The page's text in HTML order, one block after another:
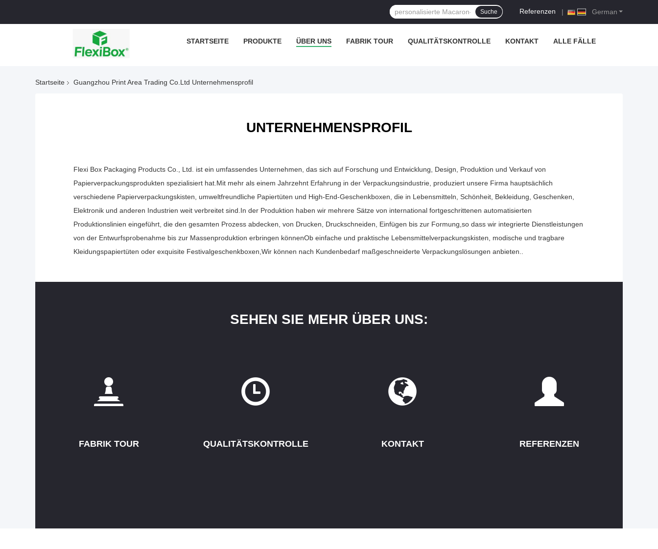
German
Referenzen |
Suche
STARTSEITE PRODUKTE ÜBER UNS FABRIK TOUR QUALITÄTSKONTROLLE KONTAKT ALLE FÄLLE
Startseite Guangzhou Print Area Trading Co.Ltd Unternehmensprofil
UNTERNEHMENSPROFIL
Flexi Box Packaging Products Co., Ltd. ist ein umfassendes Unternehmen, das sich auf Forschung und Entwicklung, Design, Produktion und Verkauf von
Papierverpackungsprodukten spezialisiert hat.Mit mehr als einem Jahrzehnt Erfahrung in der Verpackungsindustrie, produziert unsere Firma hauptsächlich
verschiedene Papierverpackungskisten, umweltfreundliche Papiertüten und High-End-Geschenkboxen, die in Lebensmitteln, Schönheit, Bekleidung, Geschenken,
Elektronik und anderen Industrien weit verbreitet sind.In der Produktion haben wir mehrere Sätze von international fortgeschrittenen automatisierten
Produktionslinien eingeführt, die den gesamten Prozess abdecken, von Drucken, Druckschneiden, Einfügen bis zur Formung,so dass wir integrierte Dienstleistungen
von der Entwurfsprobenahme bis zur Massenproduktion erbringen könnenOb einfache und praktische Lebensmittelverpackungskisten, modische und tragbare
Kleidungspapiertüten oder exquisite Festivalgeschenkboxen,Wir können nach Kundenbedarf maßgeschneiderte Verpackungslösungen anbieten..
SEHEN SIE MEHR ÜBER UNS:
FABRIK TOUR QUALITÄTSKONTROLLE KONTAKT REFERENZEN